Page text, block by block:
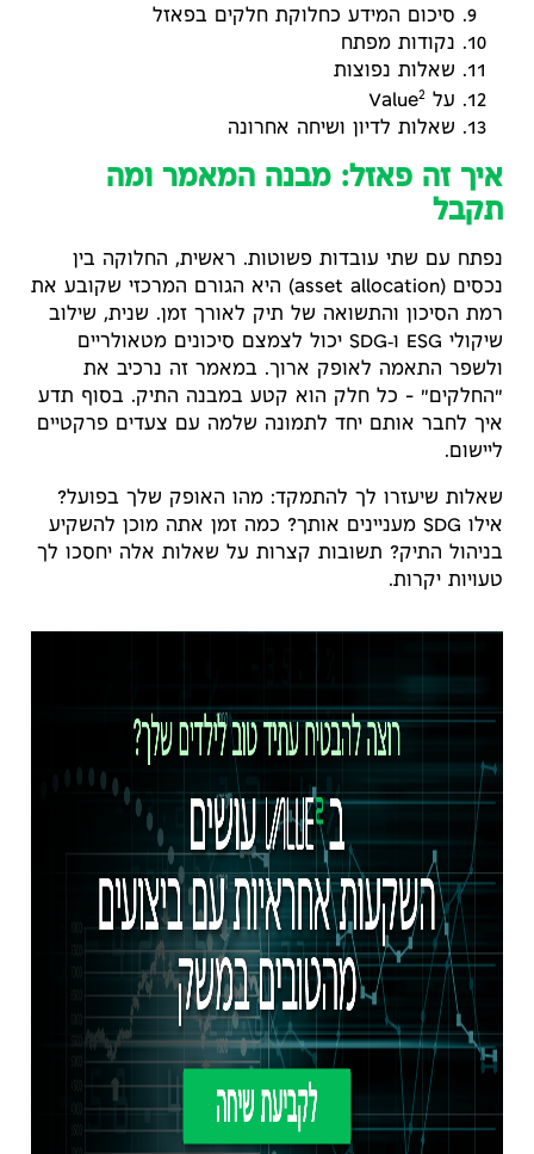
סיכום המידע כחלוקת חלקים בפאזל
נקודות מפתח
שאלות נפוצות
על Value 2
שאלות לדיון ושיחה אחרונה
איך זה פאזל: מבנה המאמר ומה
תקבל
נפתח עם שתי עובדות פשוטות. ראשית, החלוקה בין
נכסים (asset allocation) היא הגורם המרכזי שקובע את
רמת הסיכון והתשואה של תיק לאורך זמן. שנית, שילוב
שיקולי ESG ו‑SDG יכול לצמצם סיכונים מטאולריים
ולשפר התאמה לאופק ארוך. במאמר זה נרכיב את
"החלקים" – כל חלק הוא קטע במבנה התיק. בסוף תדע
איך לחבר אותם יחד לתמונה שלמה עם צעדים פרקטיים
ליישום.
שאלות שיעזרו לך להתמקד: מהו האופק שלך בפועל?
אילו SDG מעניינים אותך? כמה זמן אתה מוכן להשקיע
בניהול התיק? תשובות קצרות על שאלות אלה יחסכו לך
טעויות יקרות.